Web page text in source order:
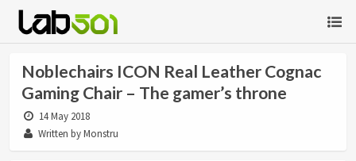
Noblechairs ICON Real Leather Cognac
Gaming Chair – The gamer’s throne
14 May 2018
Written by Monstru